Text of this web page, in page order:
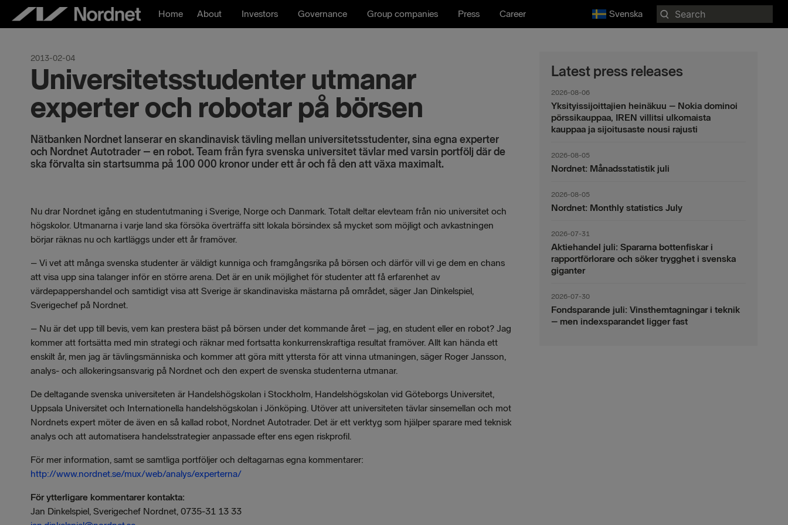
Home About Investors Governance Group companies Press Career Svenska
Search
for:
2013-02-04
Universitetsstudenter utmanar
experter och robotar på börsen
Nätbanken Nordnet lanserar en skandinavisk tävling mellan universitetsstudenter, sina egna experter
och Nordnet Autotrader – en robot. Team från fyra svenska universitet tävlar med varsin portfölj där de
ska förvalta sin startsumma på 100 000 kronor under ett år och få den att växa maximalt.
Nu drar Nordnet igång en studentutmaning i Sverige, Norge och Danmark. Totalt deltar elevteam från nio universitet och
högskolor. Utmanarna i varje land ska försöka överträffa sitt lokala börsindex så mycket som möjligt och avkastningen
börjar räknas nu och kartläggs under ett år framöver.
– Vi vet att många svenska studenter är väldigt kunniga och framgångsrika på börsen och därför vill vi ge dem en chans
att visa upp sina talanger inför en större arena. Det är en unik möjlighet för studenter att få erfarenhet av
värdepappershandel och samtidigt visa att Sverige är skandinaviska mästarna på området, säger Jan Dinkelspiel,
Sverigechef på Nordnet.
– Nu är det upp till bevis, vem kan prestera bäst på börsen under det kommande året – jag, en student eller en robot? Jag
kommer att fortsätta med min strategi och räknar med fortsatta konkurrenskraftiga resultat framöver. Allt kan hända ett
enskilt år, men jag är tävlingsmänniska och kommer att göra mitt yttersta för att vinna utmaningen, säger Roger Jansson,
analys- och allokeringsansvarig på Nordnet och den expert de svenska studenterna utmanar.
De deltagande svenska universiteten är Handelshögskolan i Stockholm, Handelshögskolan vid Göteborgs Universitet,
Uppsala Universitet och Internationella handelshögskolan i Jönköping. Utöver att universiteten tävlar sinsemellan och mot
Nordnets expert möter de även en så kallad robot, Nordnet Autotrader. Det är ett verktyg som hjälper sparare med teknisk
analys och att automatisera handelsstrategier anpassade efter ens egen riskprofil.
För mer information, samt se samtliga portföljer och deltagarnas egna kommentarer:
http://www.nordnet.se/mux/web/analys/experterna/
För ytterligare kommentarer kontakta:
Jan Dinkelspiel, Sverigechef Nordnet, 0735-31 13 33
Latest press releases
2026-08-06
Yksityissijoittajien heinäkuu – Nokia dominoi
pörssikauppaa, IREN villitsi ulkomaista
kauppaa ja sijoitusaste nousi rajusti
2026-08-05
Nordnet: Månadsstatistik juli
2026-08-05
Nordnet: Monthly statistics July
2026-07-31
Aktiehandel juli: Spararna bottenfiskar i
rapportförlorare och söker trygghet i svenska
giganter
2026-07-30
Fondsparande juli: Vinsthemtagningar i teknik
– men indexsparandet ligger fast